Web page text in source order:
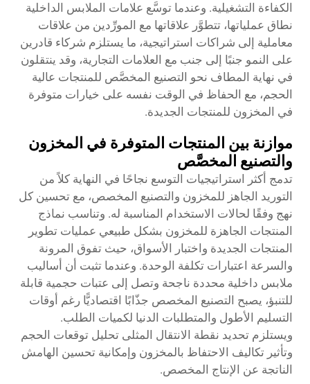
الكفاءة التشغيلية. وعندما توسَّع علامات الملابس الداخلية
نطاق عملياتها، تتطوَّر علاقاتها مع المورِّدين من علاقات
معاملية إلى شراكات استراتيجية، ما يستلزم شركاء قادرين
على النمو جنبًا إلى جنب مع العلامات التجارية، وقد ينتقلون
في نهاية المطاف نحو التصنيع المخصَّص للمنتجات عالية
الحجم، مع الحفاظ في الوقت نفسه على خيارات متوفرة
في المخزون للمنتجات الجديدة.
موازنة بين المنتجات المتوفرة في المخزون
والتصنيع المخصَّص
تدمج أكثر استراتيجيات التوسع نجاحًا في النهاية كلاً من
التوريد الجاهز للمخزون والتصنيع المخصص، مع تحسين كل
نهج وفقًا لحالات الاستخدام المناسبة له. وتناسب نماذج
المنتجات الجاهزة للمخزون بشكل طبيعي عمليات تطوير
المنتجات الجديدة واختبار الأسواق، حيث تفوق المرونة
والسرعة اعتبارات تكلفة الوحدة. وعندما تثبت أن أساليب
ملابس داخلية محددة ناجحة وتصل إلى عتبات حجمية قابلة
للتنبؤ، يصبح التصنيع المخصص جذّابًا اقتصاديًّا رغم أوقات
التسليم الأطول والمتطلبات الدنيا لكميات الطلب.
ويستلزم تحديد نقطة الانتقال المثلى تحليل توقعات الحجم
وتأثير تكاليف الاحتفاظ بالمخزون وإمكانية تحسين الهامش
الناتجة عن الإنتاج المخصص.